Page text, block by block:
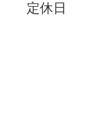
定休日